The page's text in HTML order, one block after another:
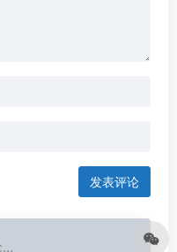
发表评论